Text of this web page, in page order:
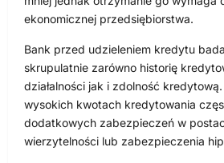
ekonomicznej przedsiębiorstwa.
Bank przed udzieleniem kredytu
skrupulatnie zarówno historię
działalności jak i zdolność
wysokich kwotach kredytowania
dodatkowych zabezpieczeń w
wierzytelności lub zabezpieczenia